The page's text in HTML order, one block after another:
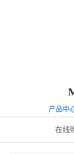
产品中
在线